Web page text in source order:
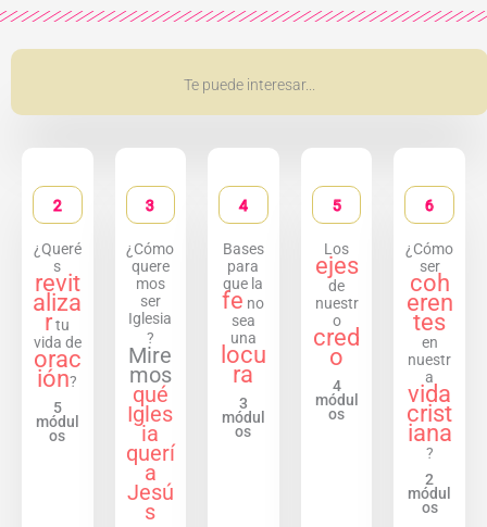
Te puede interesar...
2
¿Queré
s
revit
aliza
rtu
vida de
orac
ión?
5
módul
os
3
¿Cómo
quere
mos
ser
Iglesia
?
Mire
mos
qué
Igles
ia
querí
a
Jesú
s
4
Bases
para
que la
fe no
sea
una
locu
ra
3
módul
os
5
Los
ejes
de
nuestr
o
cred
o
4
módul
os
6
¿Cómo
ser
coh
eren
tes
en
nuestr
a
vida
crist
iana
?
2
módul
os